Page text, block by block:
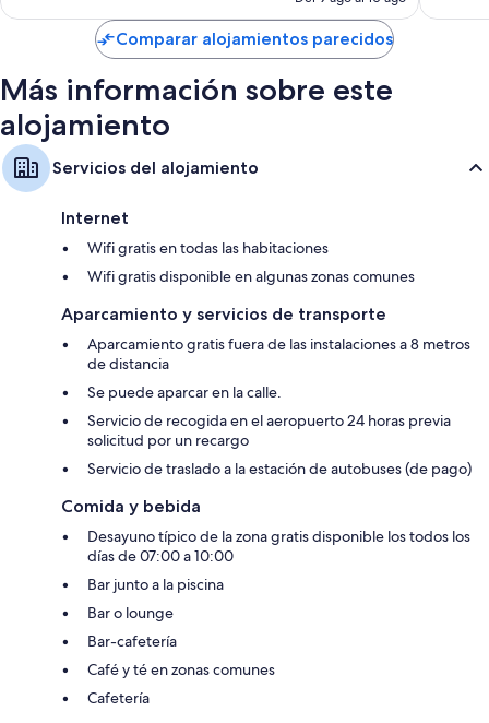
de
67 €
Comparar alojamientos parecidos
Más información sobre este
alojamiento
Servicios del alojamiento
Internet
Wifi gratis en todas las habitaciones
Wifi gratis disponible en algunas zonas comunes
Aparcamiento y servicios de transporte
Aparcamiento gratis fuera de las instalaciones a 8 metros
de distancia
Se puede aparcar en la calle.
Servicio de recogida en el aeropuerto 24 horas previa
solicitud por un recargo
Servicio de traslado a la estación de autobuses (de pago)
Comida y bebida
Desayuno típico de la zona gratis disponible los todos los
días de 07:00 a 10:00
Bar junto a la piscina
Bar o lounge
Bar-cafetería
Café y té en zonas comunes
Cafetería